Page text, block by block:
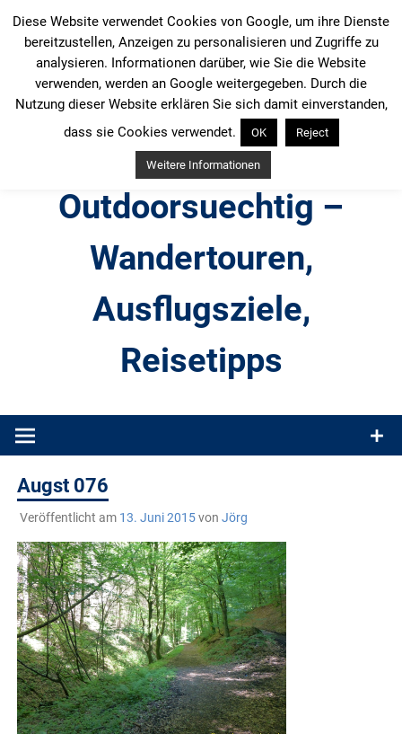
Inhalt
springen
Outdoorsuechtig –
Wandertouren,
Ausflugsziele,
Reisetipps
Produkttests und Buchrezensionen. Ein Blog für alle, die gern
Augst 076
Veröffentlicht am 13. Juni 2015von Jörg
Diese Website verwendet Cookies von Google, um ihre Dienste
bereitzustellen, Anzeigen zu personalisieren und Zugriffe zu
analysieren. Informationen darüber, wie Sie die Website
verwenden, werden an Google weitergegeben. Durch die
Nutzung dieser Website erklären Sie sich damit einverstanden,
dass sie Cookies verwendet.
OK Reject
Weitere Informationen